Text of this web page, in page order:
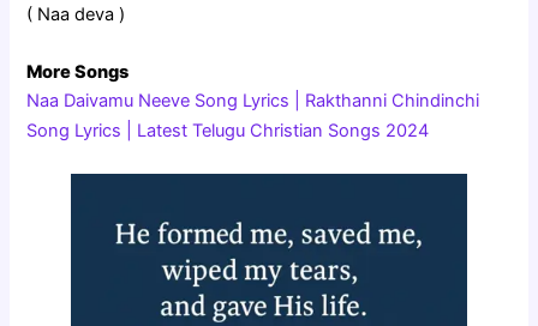
( Naa deva )
More Songs
Naa Daivamu Neeve Song Lyrics | Rakthanni Chindinchi
Song Lyrics | Latest Telugu Christian Songs 2024